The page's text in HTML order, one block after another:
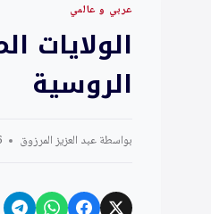
عربي و عالمي
الولايات
الروسية
بواسطةعبد العزيز المرزوق